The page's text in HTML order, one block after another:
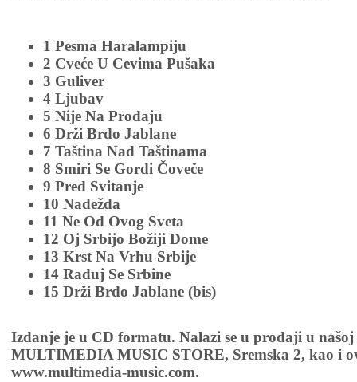
1 Pesma Haralampiju
2 Cveće U Cevima Pušaka
3 Guliver
4 Ljubav
5 Nije Na Prodaju
6 Drži Brdo Jablane
7 Taština Nad Taštinama
8 Smiri Se Gordi Čoveče
9 Pred Svitanje
10 Nadežda
11 Ne Od Ovog Sveta
12 Oj Srbijo Božiji Dome
13 Krst Na Vrhu Srbije
14 Raduj Se Srbine
15 Drži Brdo Jablane (bis)
Izdanje je u CD formatu. Nalazi se u prodaji u
MULTIMEDIA MUSIC STORE, Sremska 2, kao i
www.multimedia-music.com.